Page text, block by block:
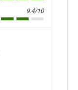
9.4/10